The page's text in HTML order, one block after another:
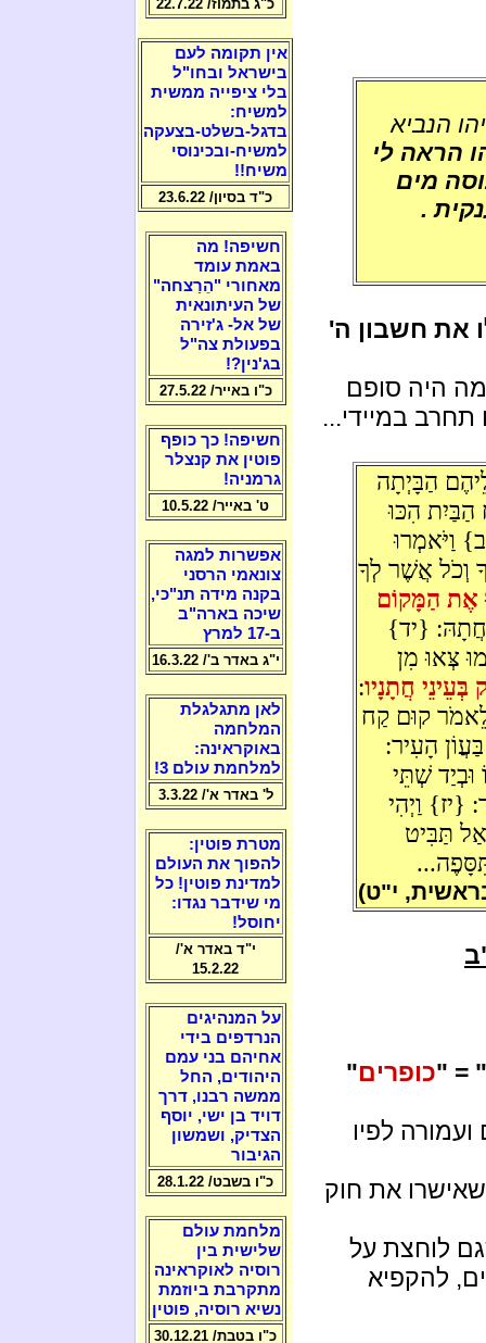
הנביא
הראה לי
מים
.
את חשבון ה'
מה היה סופם
במיידי...
הַבָּיְתָה
הִכּוּ
וַיֹּאמְרוּ
וְכֹל אֲשֶׁר לְךָ
אֶת הַמָּקוֹם
{יד}
צְּאוּ מִן
בְּעֵינֵי חֲתָנָיו:
קוּם קַח
הָעִיר:
וּבְיַד שְׁתֵּי
{יז} וַיְהִי
תַּבִּיט
י"ט)
" = "כופרים"
לפיו
את חוק
לוחצת על
להקפיא
כ"ג בתמוז/ 22.7.22
אין תקומה לעם
בישראל ובחו"ל
בלי ציפייה ממשית
למשיח:
בדגל-בשלט-בצעקה
למשיח-ובכינוסי
משיח!!
כ"ד בסיון/ 23.6.22
חשיפה! מה
באמת עומד
מאחורי "הֵרַצחה"
של העיתונאית
של אל- ג'זירה
בפעולת צה"ל
בג'נין?!
כ"ו באייר/ 27.5.22
חשיפה! כך כופף
פוטין את קנצלר
גרמניה!
ט' באייר/ 10.5.22
אפשרות למגה
צונאמי הרסני
בקנה מידה תנ"כי,
שיכה בארה"ב
ב-17 למרץ
י"ג באדר ב'/ 16.3.22
לאן מתגלגלת
המלחמה
באוקראינה:
למלחמת עולם 3!
ל' באדר א'/ 3.3.22
מטרת פוטין:
להפוך את העולם
למדינת פוטין! כל
מי שידבר נגדו:
יחוסל!
י"ד באדר א'/
15.2.22
על המנהיגים
הנרדפים בידי
אחיהם בני עמם
היהודים, החל
ממשה רבנו, דרך
דויד בן ישי, יוסף
הצדיק, ושמשון
הגיבור
כ"ו בשבט/ 28.1.22
מלחמת עולם
שלישית בין
רוסיה לאוקראינה
מתקרבת ביוזמת
נשיא רוסיה, פוטין
כ"ו בטבת/ 30.12.21